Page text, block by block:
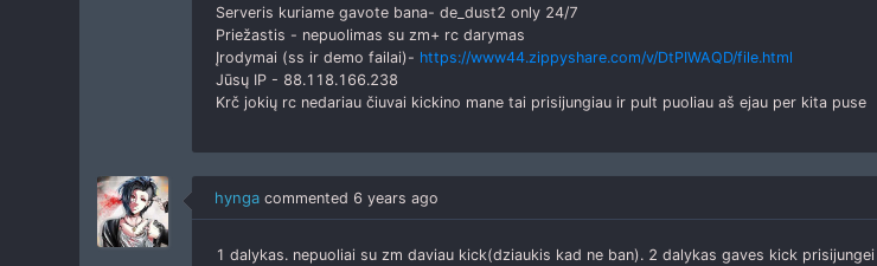
Serveris kuriame gavote bana- de_dust2 only 24/7
Priežastis - nepuolimas su zm+ rc darymas
Įrodymai (ss ir demo failai)- https://www44.zippyshare.com/v/DtPIWAQD/file.html
Jūsų IP - 88.118.166.238
Krč jokių rc nedariau čiuvai kickino mane tai prisijungiau ir pult puoliau aš ejau per kita puse
hynga commented 6 years ago
1 dalykas. nepuoliai su zm daviau kick(dziaukis kad ne ban). 2 dalykas gaves kick